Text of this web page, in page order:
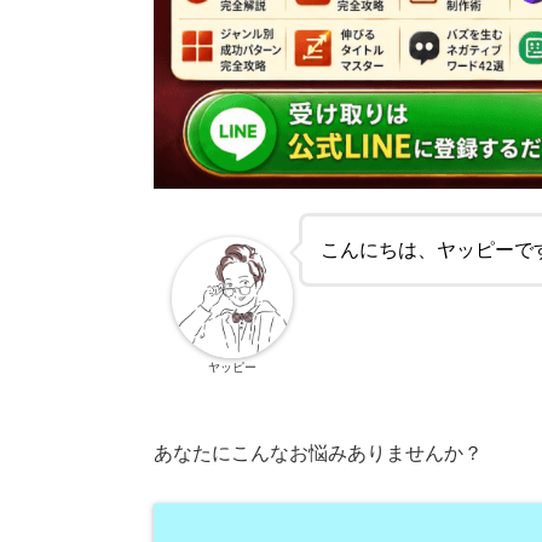
こんにちは、ヤッピーで
ヤッピー
あなたにこんなお悩みありませんか？